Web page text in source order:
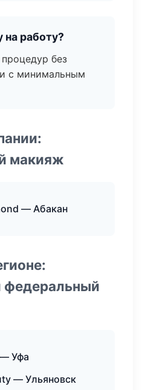
работу?
без
с минимальным
макияж
— Абакан
Уфа
— Ульяновск